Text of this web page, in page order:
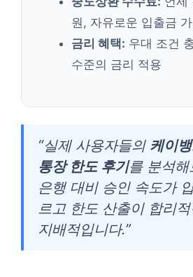
원, 자유로운 입출금
금리 혜택: 우대 조건
수준의 금리 적용
“실제 사용자들의 케이
통장 한도 후기를 분석
은행 대비 승인 속도가
르고 한도 산출이 합리
지배적입니다.”